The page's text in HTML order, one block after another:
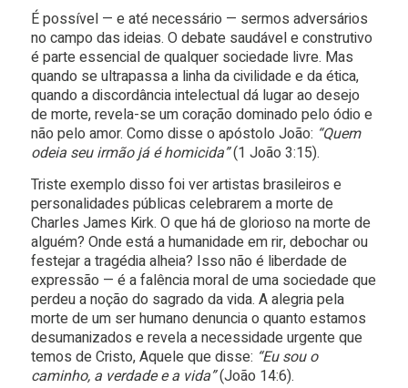
É possível — e até necessário — sermos adversários
no campo das ideias. O debate saudável e construtivo
é parte essencial de qualquer sociedade livre. Mas
quando se ultrapassa a linha da civilidade e da ética,
quando a discordância intelectual dá lugar ao desejo
de morte, revela-se um coração dominado pelo ódio e
não pelo amor. Como disse o apóstolo João: “Quem
odeia seu irmão já é homicida”(1 João 3:15).
Triste exemplo disso foi ver artistas brasileiros e
personalidades públicas celebrarem a morte de
Charles James Kirk. O que há de glorioso na morte de
alguém? Onde está a humanidade em rir, debochar ou
festejar a tragédia alheia? Isso não é liberdade de
expressão — é a falência moral de uma sociedade que
perdeu a noção do sagrado da vida. A alegria pela
morte de um ser humano denuncia o quanto estamos
desumanizados e revela a necessidade urgente que
temos de Cristo, Aquele que disse: “Eu sou o
caminho, a verdade e a vida”(João 14:6).